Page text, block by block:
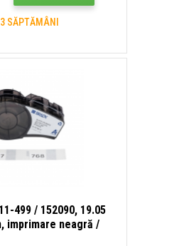
SĂPTĂMÂNI
499 / 152090, 19.05
imprimare neagră /